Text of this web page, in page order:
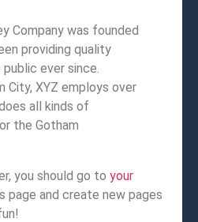
Company was founded
providing quality
ever since.
City, XYZ employs over
all kinds of
the Gotham
you should go to your
page and create new pages